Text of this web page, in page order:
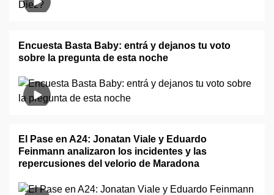
Encuesta Basta Baby: entrá y dejanos tu voto
sobre la pregunta de esta noche
El Pase en A24: Jonatan Viale y Eduardo
Feinmann analizaron los incidentes y las
repercusiones del velorio de Maradona